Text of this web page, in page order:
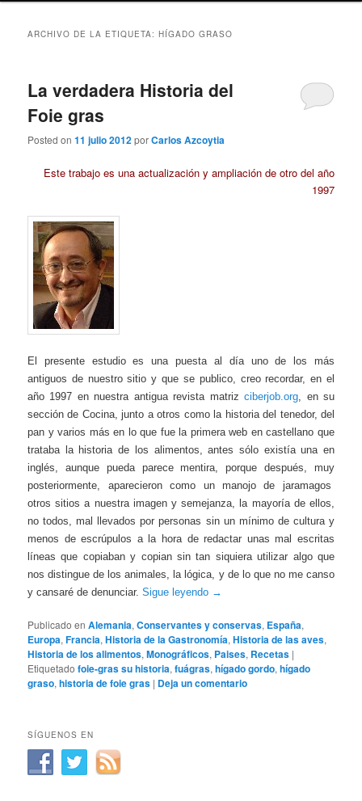
ARCHIVO DE LA ETIQUETA:HÍGADO GRASO
La verdadera Historia del
Foie gras
Posted on11 julio 2012porCarlos Azcoytia
Este trabajo es una actualización y ampliación de otro del año
1997
El presente estudio es una puesta al día uno de los más
antiguos de nuestro sitio y que se publico, creo recordar, en el
año 1997 en nuestra antigua revista matrizciberjob.org , en su
sección de Cocina, junto a otros como la historia del tenedor, del
pan y varios más en lo que fue la primera web en castellano que
trataba la historia de los alimentos, antes sólo existía una en
inglés, aunque pueda parece mentira, porque después, muy
posteriormente, aparecieron como un manojo de jaramagos
otros sitios a nuestra imagen y semejanza, la mayoría de ellos,
no todos, mal llevados por personas sin un mínimo de cultura y
menos de escrúpulos a la hora de redactar unas mal escritas
líneas que copiaban y copian sin tan siquiera utilizar algo que
nos distingue de los animales, la lógica, y de lo que no me canso
y cansaré de denunciar.Sigue leyendo →
Publicado en Alemania,Conservantes y conservas, España,
Europa,Francia,Historia de la Gastronomía,Historia de las aves,
Historia de los alimentos,Monográficos, Paises, Recetas |
Etiquetado foie-gras su historia,fuágras,hígado gordo,hígado
graso,historia de foie gras | Deja un comentario
SÍGUENOS EN